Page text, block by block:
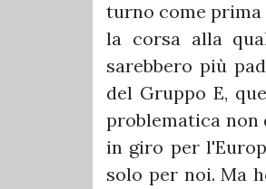
turno come prima
la corsa alla
sarebbero più
del Gruppo E,
problematica non
in giro per
solo per noi. Ma